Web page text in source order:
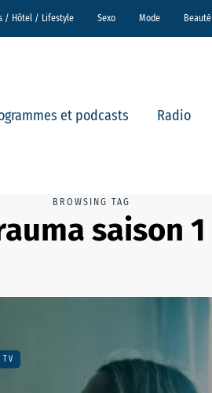
/ Hôtel / Lifestyle Sexo Mode Beauté
et podcasts Radio
BROWSING TAG
saison 1
TV